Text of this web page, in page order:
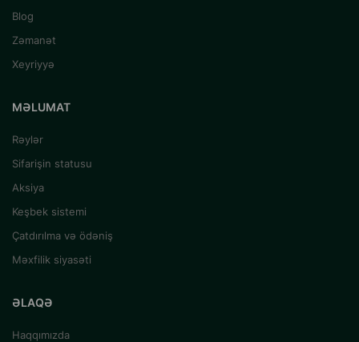
Blog
Zəmanət
Xeyriyyə
MƏLUMAT
Rəylər
Sifarişin statusu
Aksiya
Keşbek sistemi
Çatdırılma və ödəniş
Məxfilik siyasəti
ƏLAQƏ
Haqqımızda